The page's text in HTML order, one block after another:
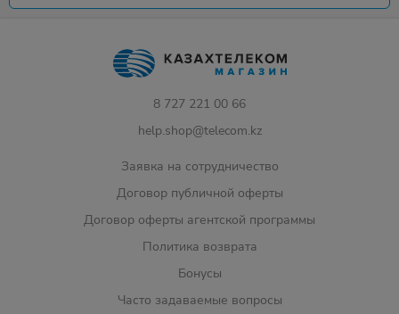
8 727 221 00 66
help.shop@telecom.kz
Заявка на сотрудничество
Договор публичной оферты
Договор оферты агентской программы
Политика возврата
Бонусы
Часто задаваемые вопросы